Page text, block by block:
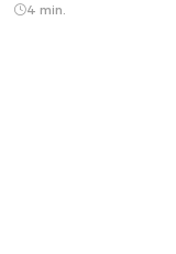
4 min.